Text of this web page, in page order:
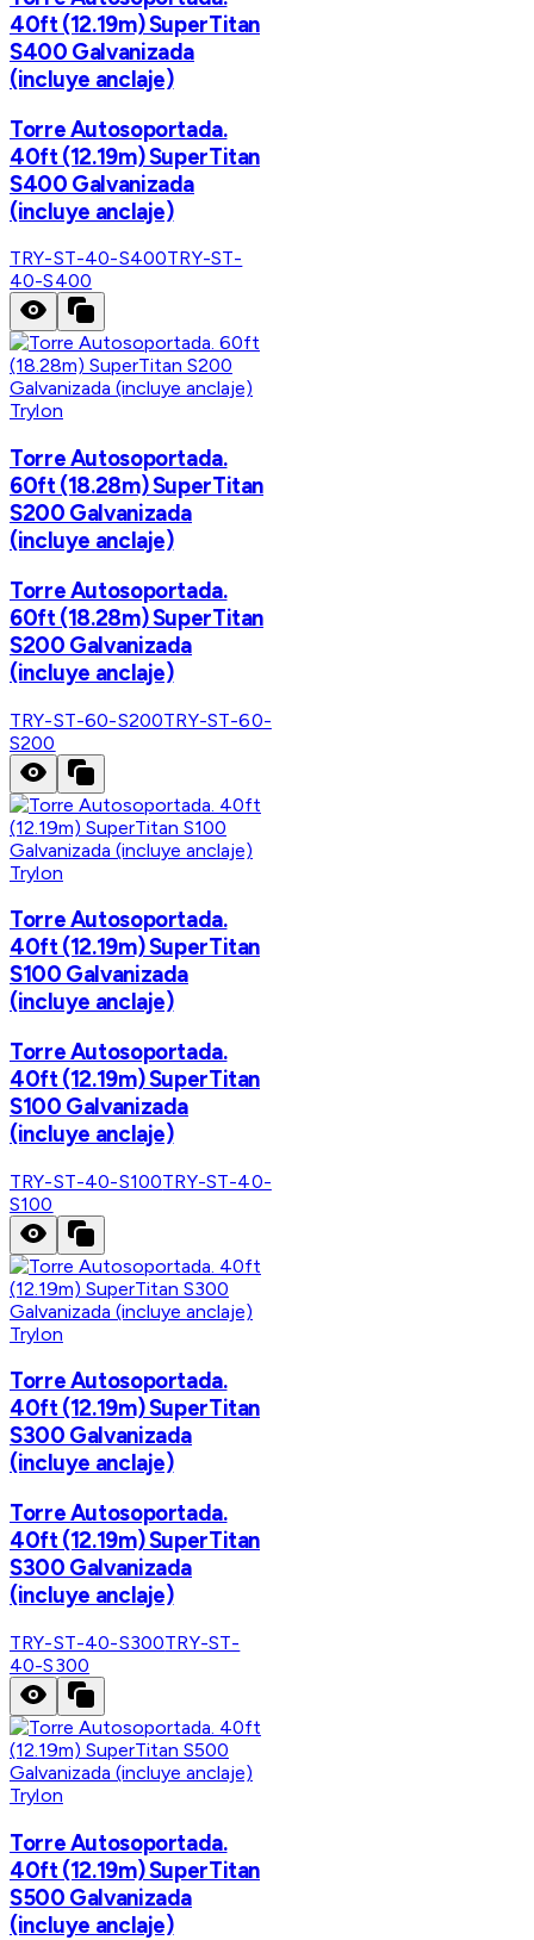
40ft (12.19m) SuperTitan
S400 Galvanizada
(incluye anclaje)
Torre Autosoportada.
40ft (12.19m) SuperTitan
S400 Galvanizada
(incluye anclaje)
TRY-ST-40-S400TRY-ST-
40-S400
Trylon
Torre Autosoportada.
60ft (18.28m) SuperTitan
S200 Galvanizada
(incluye anclaje)
Torre Autosoportada.
60ft (18.28m) SuperTitan
S200 Galvanizada
(incluye anclaje)
TRY-ST-60-S200TRY-ST-60-
S200
Trylon
Torre Autosoportada.
40ft (12.19m) SuperTitan
S100 Galvanizada
(incluye anclaje)
Torre Autosoportada.
40ft (12.19m) SuperTitan
S100 Galvanizada
(incluye anclaje)
TRY-ST-40-S100TRY-ST-40-
S100
Trylon
Torre Autosoportada.
40ft (12.19m) SuperTitan
S300 Galvanizada
(incluye anclaje)
Torre Autosoportada.
40ft (12.19m) SuperTitan
S300 Galvanizada
(incluye anclaje)
TRY-ST-40-S300TRY-ST-
40-S300
Trylon
Torre Autosoportada.
40ft (12.19m) SuperTitan
S500 Galvanizada
(incluye anclaje)